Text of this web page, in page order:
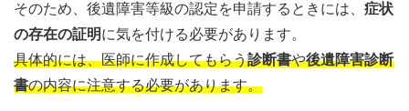
そのため、後遺障害等級の認定を申請するときには、 症状
の存在の証明に気を付ける必要があります。
具体的には、医師に作成してもらう診断書や後遺障害診断
書の内容に注意する必要があります。